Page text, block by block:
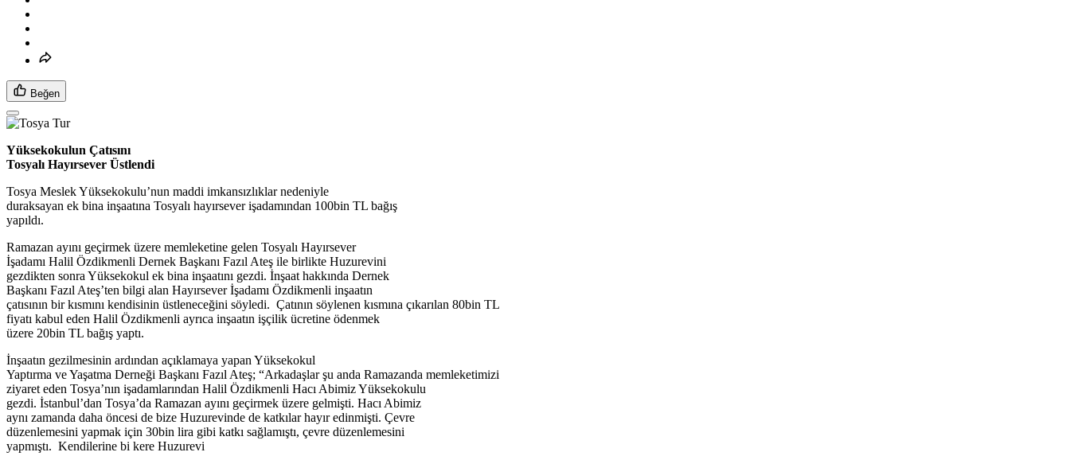
Beğen
Yüksekokulun Çatısını
Tosyalı Hayırsever Üstlendi
Tosya Meslek Yüksekokulu’nun maddi imkansızlıklar nedeniyle
duraksayan ek bina inşaatına Tosyalı hayırsever işadamından 100bin TL bağış
yapıldı.
Ramazan ayını geçirmek üzere memleketine gelen Tosyalı Hayırsever
İşadamı Halil Özdikmenli Dernek Başkanı Fazıl Ateş ile birlikte Huzurevini
gezdikten sonra Yüksekokul ek bina inşaatını gezdi. İnşaat hakkında Dernek
Başkanı Fazıl Ateş’ten bilgi alan Hayırsever İşadamı Özdikmenli inşaatın
çatısının bir kısmını kendisinin üstleneceğini söyledi. Çatının söylenen kısmına çıkarılan 80bin TL
fiyatı kabul eden Halil Özdikmenli ayrıca inşaatın işçilik ücretine ödenmek
üzere 20bin TL bağış yaptı.
İnşaatın gezilmesinin ardından açıklamaya yapan Yüksekokul
Yaptırma ve Yaşatma Derneği Başkanı Fazıl Ateş; “Arkadaşlar şu anda Ramazanda memleketimizi
ziyaret eden Tosya’nın işadamlarından Halil Özdikmenli Hacı Abimiz Yüksekokulu
gezdi. İstanbul’dan Tosya’da Ramazan ayını geçirmek üzere gelmişti. Hacı Abimiz
aynı zamanda daha öncesi de bize Huzurevinde de katkılar hayır edinmişti. Çevre
düzenlemesini yapmak için 30bin lira gibi katkı sağlamıştı, çevre düzenlemesini
yapmıştı. Kendilerine bi kere Huzurevi